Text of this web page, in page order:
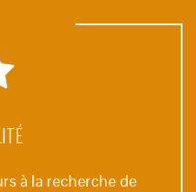
à la recherche de